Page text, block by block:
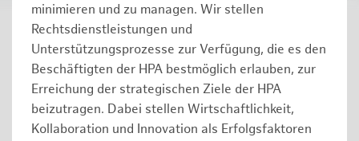
minimieren und zu managen. Wir stellen
Rechtsdienstleistungen und
Unterstützungsprozesse zur Verfügung, die es den
Beschäftigten der HPA bestmöglich erlauben, zur
Erreichung der strategischen Ziele der HPA
beizutragen. Dabei stellen Wirtschaftlichkeit,
Kollaboration und Innovation als Erfolgsfaktoren